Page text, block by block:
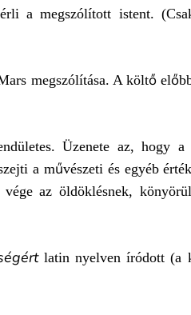
a megszólított istent.
megszólítása. A költő
Üzenete az, hogy a
a művészeti és egyéb
vége az öldöklésnek,
latin nyelven íródott (a